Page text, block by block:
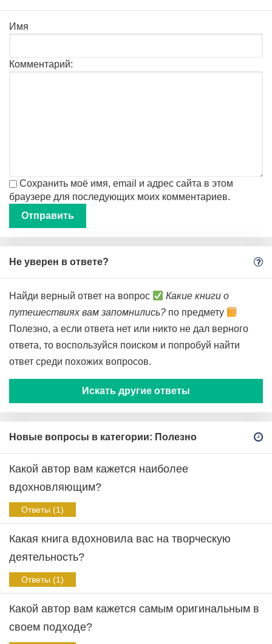
Имя
Комментарий:
Сохранить моё имя, email и адрес сайта в этом
браузере для последующих моих комментариев.
Не уверен в ответе?
Найди верный ответ на вопрос
Какие книги о
путешествиях вам запомнились? по предмету
Полезно, а если ответа нет или никто не дал верного
ответа, то воспользуйся поиском и попробуй найти
ответ среди похожих вопросов.
Искать другие ответы
Новые вопросы в категории: Полезно
Какой автор вам кажется наиболее
вдохновляющим?
Ответы (1)
Какая книга вдохновила вас на творческую
деятельность?
Ответы (1)
Какой автор вам кажется самым оригинальным в
своем подходе?